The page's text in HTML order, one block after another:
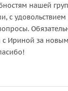
нашей
с удовольствием
с Ириной за